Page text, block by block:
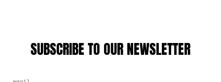
SUBSCRIBE TO OUR NEWSLETTER